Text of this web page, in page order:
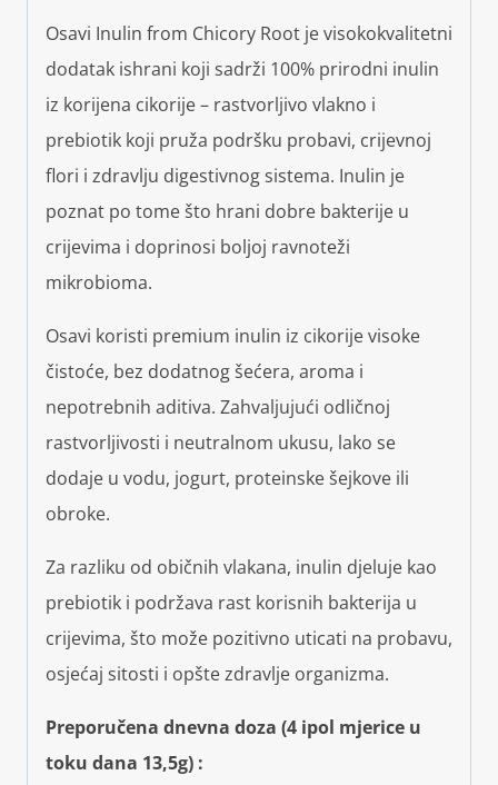
Osavi Inulin from Chicory Root je visokokvalitetni
dodatak ishrani koji sadrži 100% prirodni inulin
iz korijena cikorije – rastvorljivo vlakno i
prebiotik koji pruža podršku probavi, crijevnoj
flori i zdravlju digestivnog sistema. Inulin je
poznat po tome što hrani dobre bakterije u
crijevima i doprinosi boljoj ravnoteži
mikrobioma.
Osavi koristi premium inulin iz cikorije visoke
čistoće, bez dodatnog šećera, aroma i
nepotrebnih aditiva. Zahvaljujući odličnoj
rastvorljivosti i neutralnom ukusu, lako se
dodaje u vodu, jogurt, proteinske šejkove ili
obroke.
Za razliku od običnih vlakana, inulin djeluje kao
prebiotik i podržava rast korisnih bakterija u
crijevima, što može pozitivno uticati na probavu,
osjećaj sitosti i opšte zdravlje organizma.
Preporučena dnevna doza (4 ipol mjerice u
toku dana 13,5g) :